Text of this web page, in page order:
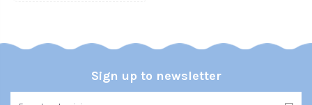
Sign up to newsletter